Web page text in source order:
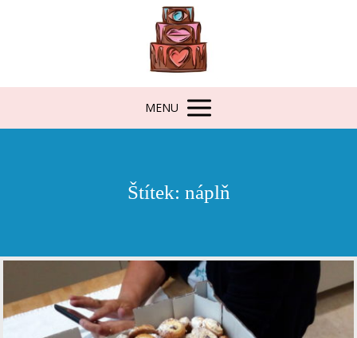
MENU
Štítek: náplň